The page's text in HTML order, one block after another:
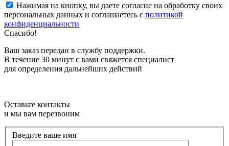
Нажимая на кнопку, вы даете согласие на обработку своих
персональных данных и соглашаетесь с политикой
конфиденциальности
Спасибо!
Ваш заказ передан в службу поддержки.
В течение 30 минут с вами свяжется специалист
для определения дальнейших действий
Оставьте контакты
и мы вам перезвоним
Введите ваше имя